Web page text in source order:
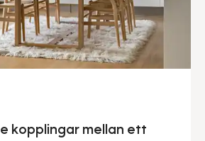
kopplingar mellan ett